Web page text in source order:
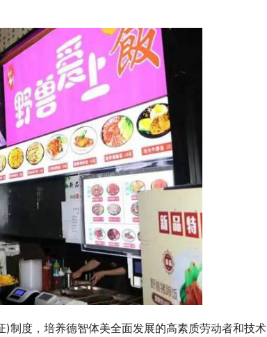
制度，培养德智体美全面发展的高素质劳动者和技术